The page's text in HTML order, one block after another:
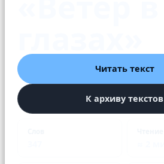
Читать текст
К архиву текстов